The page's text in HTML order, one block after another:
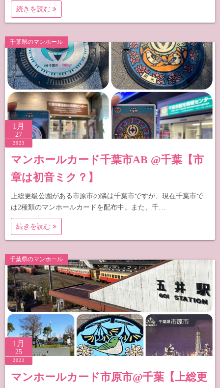
続きを読む
千葉県のマンホール
1月
27
2023
マンホールカード千葉市AB @千葉【市
章は初音ミク？】
上総更級公園がある市原市の隣は千葉市ですが、現在千葉市で
は2種類のマンホールカードを配布中。また、千…
続きを読む
千葉県のマンホール
1月
25
2023
マンホールカード市原市@千葉【上総更